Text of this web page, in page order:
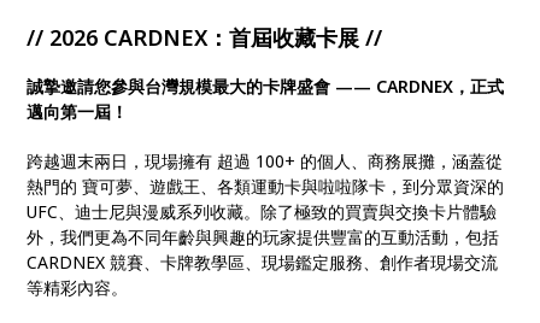
// 2026 CARDNEX：首屆收藏卡展 //
誠摯邀請您參與台灣規模最大的卡牌盛會 —— CARDNEX，正式
邁向第一屆！
跨越週末兩日，現場擁有 超過 100+ 的個人、商務展攤，涵蓋從
熱門的 寶可夢、遊戲王、各類運動卡與啦啦隊卡，到分眾資深的
UFC、迪士尼與漫威系列收藏。除了極致的買賣與交換卡片體驗
外，我們更為不同年齡與興趣的玩家提供豐富的互動活動，包括
CARDNEX 競賽、卡牌教學區、現場鑑定服務、創作者現場交流
等精彩內容。